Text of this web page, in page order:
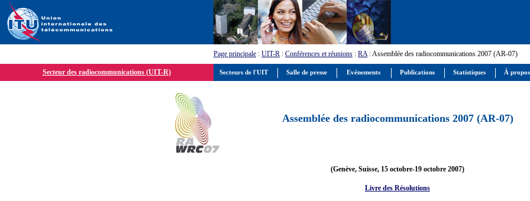
Page principale : UIT-R : Conférences et réunions : RA: Assemblée des radiocommunications 2007 (AR-07)
Secteur des radiocommunications (UIT-R)
Assemblée des radiocommunications 2007 (AR-07)
(Genève, Suisse, 15 octobre-19 octobre 2007)
Livre des Résolutions
Secteurs de l'UIT Salle de presse Evénements Publications Statistiques À